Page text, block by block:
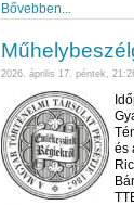
Bővebben...
2026. április 17. péntek,
és